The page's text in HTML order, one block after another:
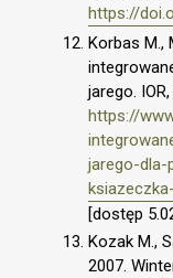
https://
Korbas M.,
jarego.
https://
jarego-
[dostęp
Kozak M.,
2007.